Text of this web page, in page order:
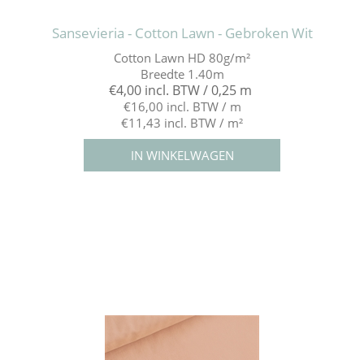
Sansevieria - Cotton Lawn - Gebroken Wit
Cotton Lawn HD 80g/m²
Breedte 1.40m
€4,00 incl. BTW / 0,25 m
€16,00 incl. BTW / m
€11,43 incl. BTW / m²